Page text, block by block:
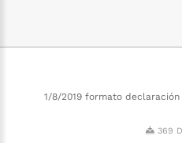
1/8/2019 formato
369